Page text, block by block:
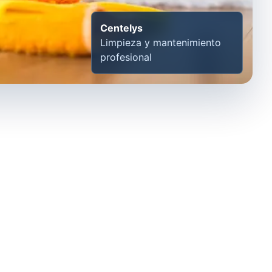
Centelys
Limpieza y mantenimiento
profesional